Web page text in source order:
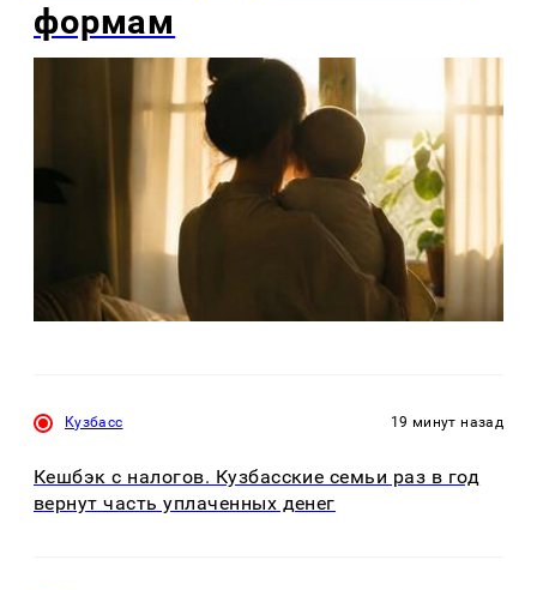
формам
Кузбасс 19 минут назад
Кешбэк с налогов. Кузбасские семьи раз в год
вернут часть уплаченных денег